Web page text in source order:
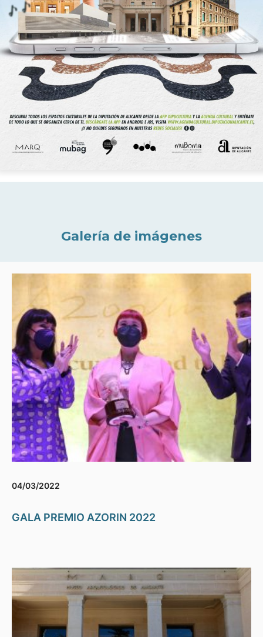
Galería de imágenes
04/03/2022
GALA PREMIO AZORIN 2022